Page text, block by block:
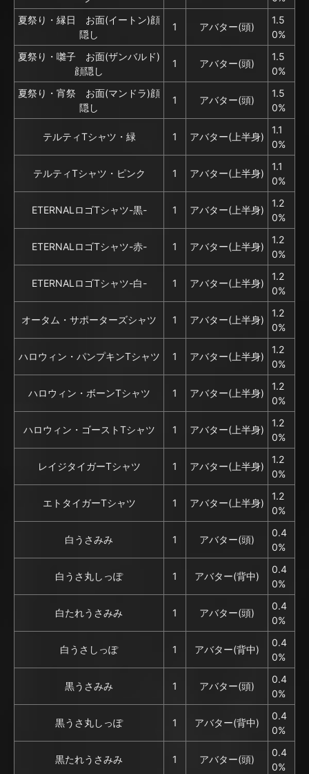
夏祭り・縁日 お面(イートン)顔
隠し
1 アバター(頭)
1.5
0%
夏祭り・囃子 お面(ザンバルド)
顔隠し
1 アバター(頭)
1.5
0%
夏祭り・宵祭 お面(マンドラ)顔
隠し
1 アバター(頭)
1.5
0%
テルティTシャツ・緑 1 アバター(上半身)
1.1
0%
テルティTシャツ・ピンク 1 アバター(上半身)
1.1
0%
ETERNALロゴTシャツ-黒- 1 アバター(上半身)
1.2
0%
ETERNALロゴTシャツ-赤- 1 アバター(上半身)
1.2
0%
ETERNALロゴTシャツ-白- 1 アバター(上半身)
1.2
0%
オータム・サポーターズシャツ 1 アバター(上半身)
1.2
0%
ハロウィン・パンプキンTシャツ 1 アバター(上半身)
1.2
0%
ハロウィン・ボーンTシャツ 1 アバター(上半身)
1.2
0%
ハロウィン・ゴーストTシャツ 1 アバター(上半身)
1.2
0%
レイジタイガーTシャツ 1 アバター(上半身)
1.2
0%
エトタイガーTシャツ 1 アバター(上半身)
1.2
0%
白うさみみ 1 アバター(頭)
0.4
0%
白うさ丸しっぽ 1 アバター(背中)
0.4
0%
白たれうさみみ 1 アバター(頭)
0.4
0%
白うさしっぽ 1 アバター(背中)
0.4
0%
黒うさみみ 1 アバター(頭)
0.4
0%
黒うさ丸しっぽ 1 アバター(背中)
0.4
0%
黒たれうさみみ 1 アバター(頭)
0.4
0%